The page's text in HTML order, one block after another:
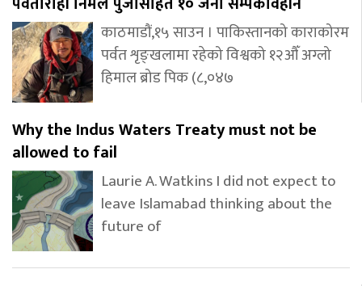
काठमाडौं,१५ साउन । पाकिस्तानको काराकोरम
पर्वत शृङ्खलामा रहेको विश्वको १२औँ अग्लो
हिमाल ब्रोड पिक (८,०४७
Why the Indus Waters Treaty must not be
allowed to fail
Laurie A. Watkins I did not expect to
leave Islamabad thinking about the
future of